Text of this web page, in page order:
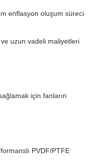
enflasyon oluşum süreci
ve uzun vadeli maliyetleri
için fanların
PVDF/PTFE